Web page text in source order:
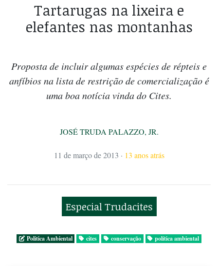
Tartarugas na lixeira e
elefantes nas montanhas
Proposta de incluir algumas espécies de répteis e
anfíbios na lista de restrição de comercialização é
uma boa notícia vinda do Cites.
JOSÉ TRUDA PALAZZO, JR.
11 de março de 2013 · 13 anos atrás
Especial Trudacites
Politica Ambiental cites conservação política ambiental